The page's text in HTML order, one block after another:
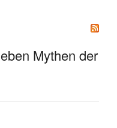
Mythen der